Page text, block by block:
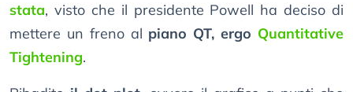
stata, visto che il presidente Powell ha deciso di
mettere un freno al piano QT, ergo Quantitative
Tightening.